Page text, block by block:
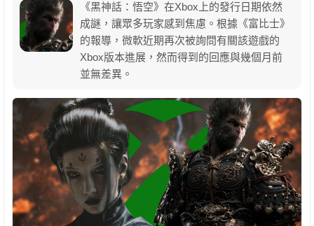
《黑神話：悟空》在Xbox上的發行日期依然
成謎，讓眾多玩家感到焦慮。根據《富比士》
的報導，微軟近期再次被詢問有關該遊戲的
Xbox版本進展，然而得到的回應與幾個月前
並無差異。